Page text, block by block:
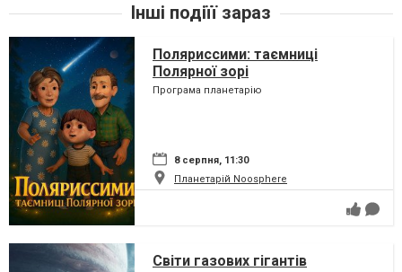
Інші подіїї зараз
Поляриссими: таємниці
Полярної зорі
Програма планетарію
8 серпня, 11:30
Планетарій Noosphere
Світи газових гігантів